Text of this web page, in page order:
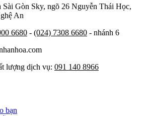
Sài Gòn Sky, ngõ 26 Nguyễn Thái Học,
An
6680 - (024) 7308 6680 - nhánh 6
lượng dịch vụ: 091 140 8966
bạn